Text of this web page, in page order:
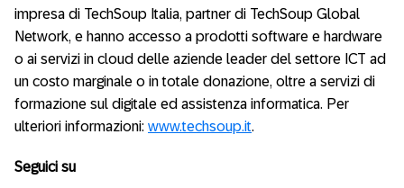
impresa di TechSoup Italia, partner di TechSoup Global
Network, e hanno accesso a prodotti software e hardware
o ai servizi in cloud delle aziende leader del settore ICT ad
un costo marginale o in totale donazione, oltre a servizi di
formazione sul digitale ed assistenza informatica. Per
ulteriori informazioni: www.techsoup.it.
Seguici su